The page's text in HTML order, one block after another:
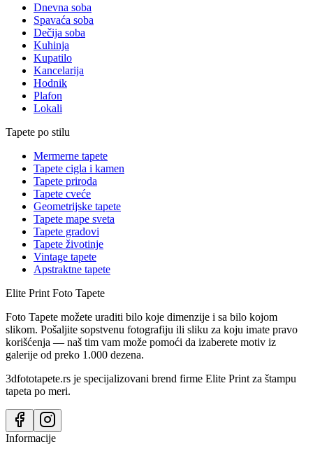
Dnevna soba
Spavaća soba
Dečija soba
Kuhinja
Kupatilo
Kancelarija
Hodnik
Plafon
Lokali
Tapete po stilu
Mermerne tapete
Tapete cigla i kamen
Tapete priroda
Tapete cveće
Geometrijske tapete
Tapete mape sveta
Tapete gradovi
Tapete životinje
Vintage tapete
Apstraktne tapete
Elite Print Foto Tapete
Foto Tapete možete uraditi bilo koje dimenzije i sa bilo kojom
slikom. Pošaljite sopstvenu fotografiju ili sliku za koju imate pravo
korišćenja — naš tim vam može pomoći da izaberete motiv iz
galerije od preko 1.000 dezena.
3dfototapete.rs je specijalizovani brend firme Elite Print za štampu
tapeta po meri.
Informacije